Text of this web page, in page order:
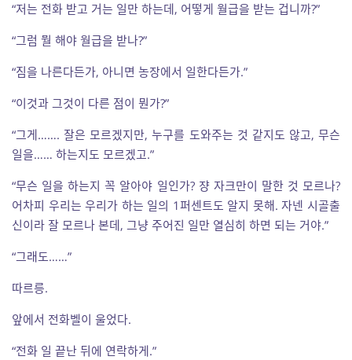
“저는 전화 받고 거는 일만 하는데, 어떻게 월급을 받는 겁니까?”
“그럼 뭘 해야 월급을 받나?”
“짐을 나른다든가, 아니면 농장에서 일한다든가.”
“이것과 그것이 다른 점이 뭔가?”
“그게……. 잘은 모르겠지만, 누구를 도와주는 것 같지도 않고, 무슨
일을…… 하는지도 모르겠고.”
“무슨 일을 하는지 꼭 알아야 일인가? 쟝 자크만이 말한 것 모르나?
어차피 우리는 우리가 하는 일의 1퍼센트도 알지 못해. 자넨 시골출
신이라 잘 모르나 본데, 그냥 주어진 일만 열심히 하면 되는 거야.”
“그래도……”
따르릉.
앞에서 전화벨이 울었다.
“전화 일 끝난 뒤에 연락하게.”